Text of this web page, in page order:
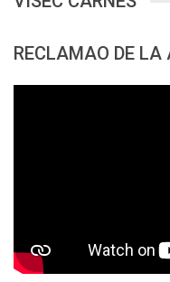
RECLAMAO DE LA